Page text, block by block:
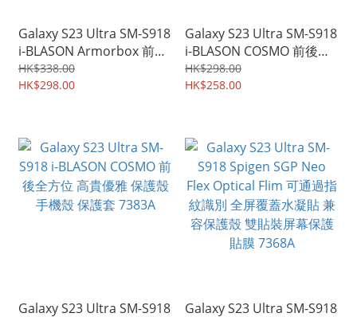
Galaxy S23 Ultra SM-S918
i-BLASON Armorbox 前後
全方位 金屬色設計 保護殼
手機殼 保護套 7385A
HK$338.00
HK$298.00
Galaxy S23 Ultra SM-S918
i-BLASON COSMO 前後全
方位 高貴優雅 保護殼 手機
殼 保護套 7384A
HK$298.00
HK$258.00
Galaxy S23 Ultra SM-S918 Galaxy S23 Ultra SM-S918